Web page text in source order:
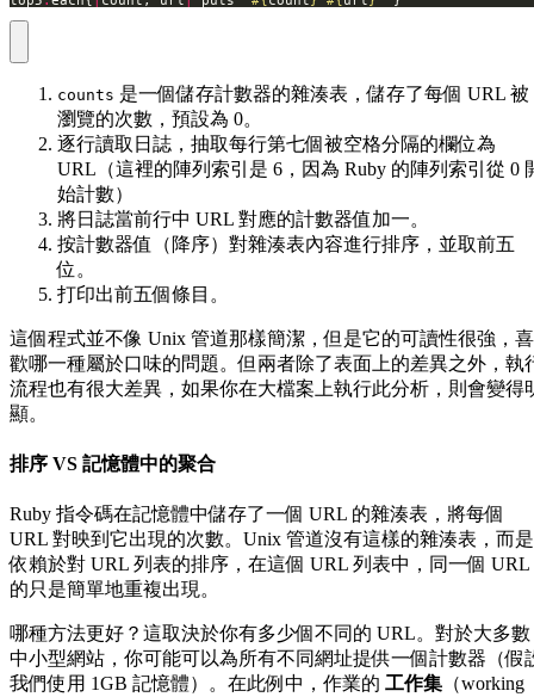
counts 是一個儲存計數器的雜湊表，儲存了每個 URL 被
瀏覽的次數，預設為 0。
逐行讀取日誌，抽取每行第七個被空格分隔的欄位為
URL（這裡的陣列索引是 6，因為 Ruby 的陣列索引從 0
始計數）
將日誌當前行中 URL 對應的計數器值加一。
按計數器值（降序）對雜湊表內容進行排序，並取前五
位。
打印出前五個條目。
這個程式並不像 Unix 管道那樣簡潔，但是它的可讀性很強，喜
歡哪一種屬於口味的問題。但兩者除了表面上的差異之外，執
流程也有很大差異，如果你在大檔案上執行此分析，則會變得
顯。
排序 VS 記憶體中的聚合
Ruby 指令碼在記憶體中儲存了一個 URL 的雜湊表，將每個
URL 對映到它出現的次數。Unix 管道沒有這樣的雜湊表，而是
依賴於對 URL 列表的排序，在這個 URL 列表中，同一個 URL
的只是簡單地重複出現。
哪種方法更好？這取決於你有多少個不同的 URL。對於大多數
中小型網站，你可能可以為所有不同網址提供一個計數器（假
我們使用 1GB 記憶體）。在此例中，作業的 工作集 （working